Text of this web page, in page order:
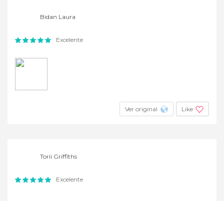
Bidan Laura
Excelente
Ver original Like
Torii Griffiths
Excelente